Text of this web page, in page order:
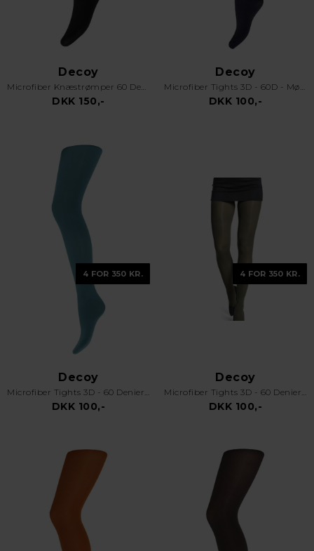
Decoy
Microfiber Knæstrømper 60 Den Sort
DKK 150,-
Decoy
Microfiber Tights 3D - 60D - Mørkegrå
DKK 100,-
4 FOR 350 KR.
Decoy
Microfiber Tights 3D - 60 Denier - Turquoise
DKK 100,-
4 FOR 350 KR.
Decoy
Microfiber Tights 3D - 60 Denier - Oliven Grøn
DKK 100,-